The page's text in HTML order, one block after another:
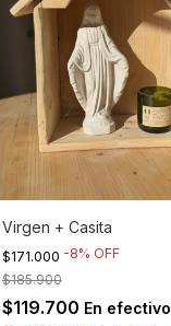
Virgen + Casita
$171.000 -8% OFF
$185.900
$119.700 En efectivo